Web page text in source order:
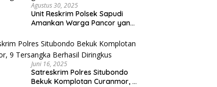
Agustus 30, 2025
Unit Reskrim Polsek Sapudi
Amankan Warga Pancor yang
Juni 16, 2025
Satreskrim Polres Situbondo
Bekuk Komplotan Curanmor, 9